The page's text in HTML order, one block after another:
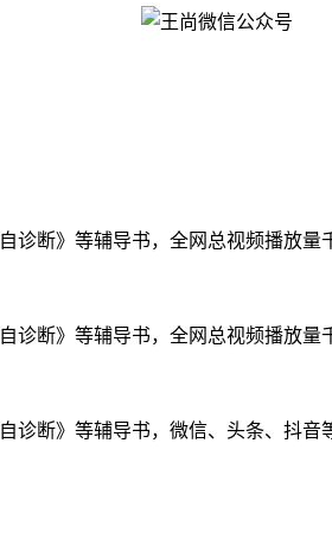
断》等辅导书，全网总视频播放量
断》等辅导书，全网总视频播放量
断》等辅导书，微信、头条、抖音